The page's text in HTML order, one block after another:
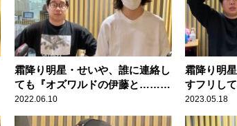
霜降り明星・せいや、誰に連絡し
ても『オズワルドの伊藤と……』
「あいつ、7人ぐらいおる！」
2022.06.10
霜降り明
すフリし
の共演で
2023.05.18